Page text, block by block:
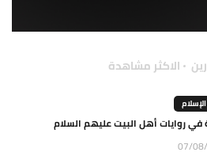
الاكثر مشاهدة
في روايات أهل البيت عليهم السلام
07/